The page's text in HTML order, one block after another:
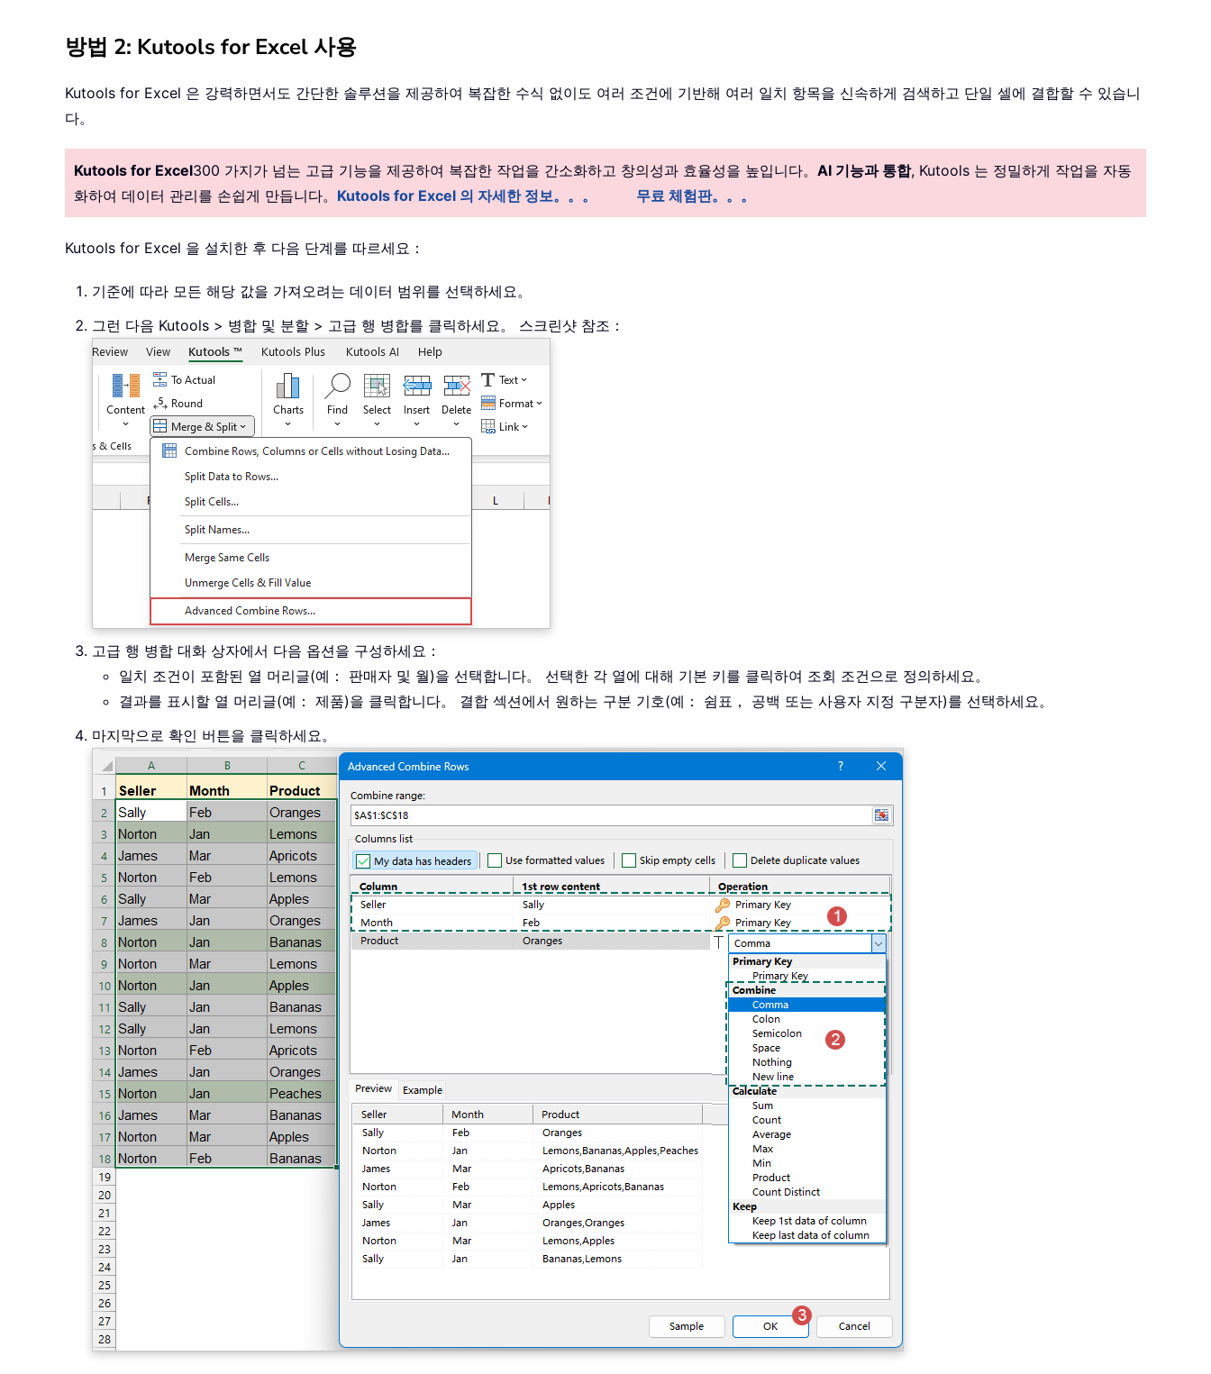
방법 2: Kutools for Excel 사용
Kutools for Excel 은 강력하면서도 간단한 솔루션을 제공하여 복잡한 수식 없이도 여러 조건에 기반해 여러 일치 항목을 신속하게 검색하고 단일 셀에 결합할 수 있습니
다。
Kutools for Excel300 가지가 넘는 고급 기능을 제공하여 복잡한 작업을 간소화하고 창의성과 효율성을 높입니다。 AI 기능과 통합, Kutools 는 정밀하게 작업을 자동
화하여 데이터 관리를 손쉽게 만듭니다。 Kutools for Excel 의 자세한 정보。。。 무료 체험판。。。
Kutools for Excel 을 설치한 후 다음 단계를 따르세요：
기준에 따라 모든 해당 값을 가져오려는 데이터 범위를 선택하세요。
그런 다음 Kutools > 병합 및 분할 > 고급 행 병합를 클릭하세요。 스크린샷 참조：
고급 행 병합 대화 상자에서 다음 옵션을 구성하세요：
일치 조건이 포함된 열 머리글(예： 판매자 및 월)을 선택합니다。 선택한 각 열에 대해 기본 키를 클릭하여 조회 조건으로 정의하세요。
결과를 표시할 열 머리글(예： 제품)을 클릭합니다。 결합 섹션에서 원하는 구분 기호(예： 쉼표， 공백 또는 사용자 지정 구분자)를 선택하세요。
마지막으로 확인 버튼을 클릭하세요。